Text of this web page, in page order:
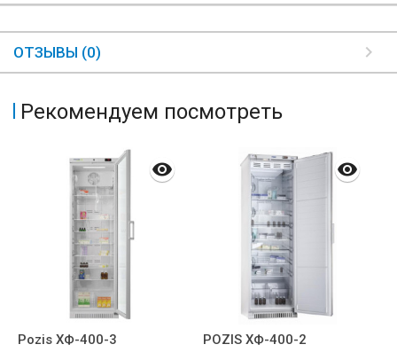
ОТЗЫВЫ (0)
Рекомендуем посмотреть
Pozis ХФ-400-3 POZIS ХФ-400-2